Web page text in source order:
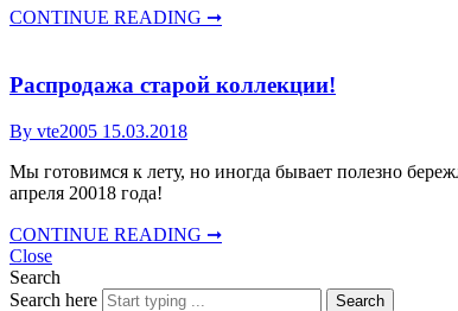
CONTINUE READING ➞
Распродажа старой коллекции!
By vte2005 15.03.2018
Мы готовимся к лету, но иногда бывает полезно
апреля 20018 года!
CONTINUE READING ➞
Close
Search
Search here
Search